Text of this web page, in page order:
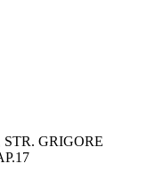
GRIGORE